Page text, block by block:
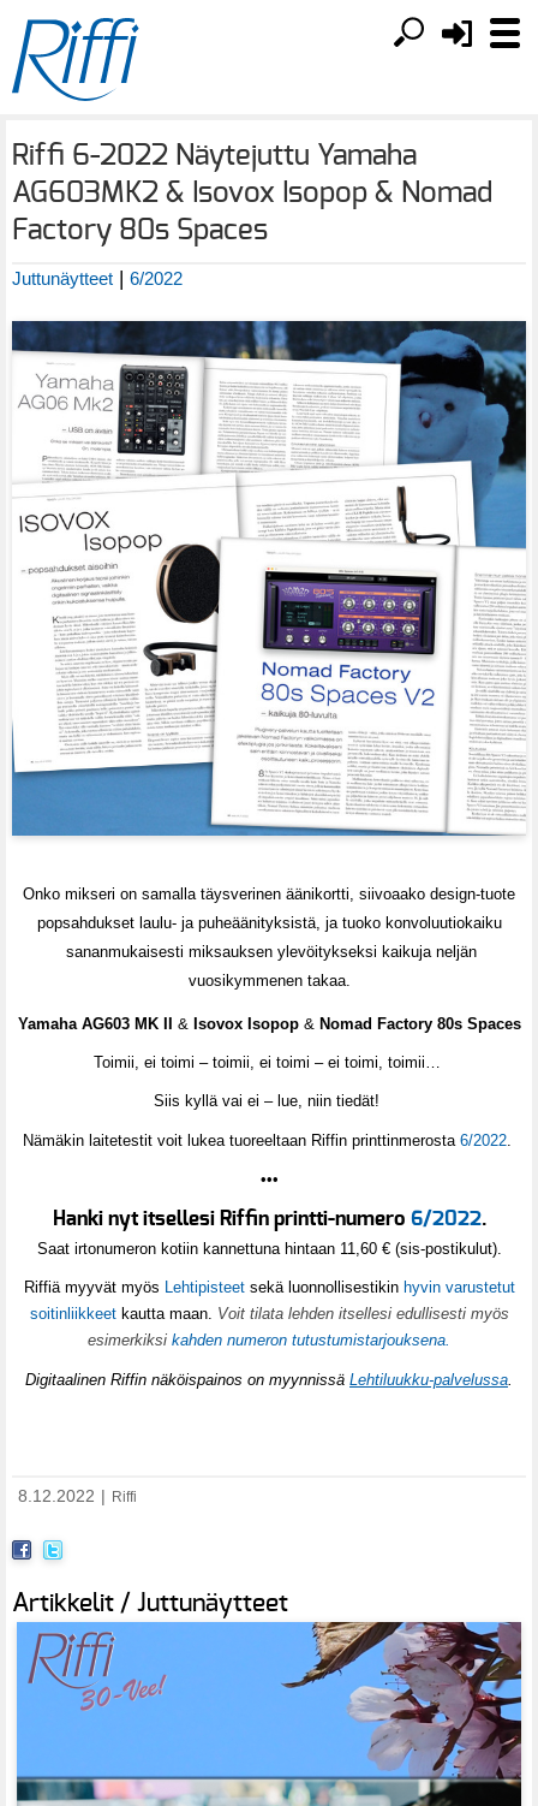
Riffi 6-2022 Näytejuttu Yamaha
AG603MK2 & Isovox Isopop & Nomad
Factory 80s Spaces
Juttunäytteet | 6/2022
Onko mikseri on samalla täysverinen äänikortti, siivoaako design-tuote
popsahdukset laulu- ja puheäänityksistä, ja tuoko konvoluutiokaiku
sananmukaisesti miksauksen ylevöitykseksi kaikuja neljän
vuosikymmenen takaa.
Yamaha AG603 MK II & Isovox Isopop& Nomad Factory 80s Spaces
Toimii, ei toimi – toimii, ei toimi – ei toimi, toimii…
Siis kyllä vai ei – lue, niin tiedät!
Nämäkin laitetestit voit lukea tuoreeltaan Riffin printtinmerosta 6/2022.
•••
Hanki nyt itsellesi Riffin printti-numero 6/2022.
Saat irtonumeron kotiin kannettuna hintaan 11,60 € (sis-postikulut).
Riffiä myyvät myös Lehtipisteetsekä luonnollisestikin hyvin varustetut
soitinliikkeetkautta maan. Voit tilata lehden itsellesi edullisesti myös
esimerkiksi kahden numeron tutustumistarjouksena.
Digitaalinen Riffin näköispainos on myynnissä Lehtiluukku-palvelussa
8.12.2022 Riffi
Artikkelit / Juttunäytteet